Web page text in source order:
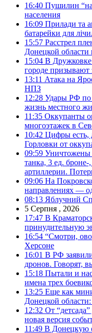
16:40 Пушилин
населения
16:09 Прилади та
батарейки для
15:57 Расстрел
Донецкой области
15:04 В Дружковке
городе призывают
13:11 Атака на
НПЗ
12:28 Удары РФ по
жизнь местного
11:35 Оккупанты
многоэтажек в
10:42 Цифры есть,
Горловки от
09:59 Уничтожены
танка, 3 ед.
артиллерии.
09:06 На
направлениях —
08:13 Яблучний
5 Серпня , 2026
17:47 В
принудительную
16:54 “Смотри,
Херсоне
16:01 В РФ
дронов. Говорят,
15:18 Пытали и
имена трех
13:25 Еще как
Донецкой
12:32 От
новая версия
11:49 В Донецкую